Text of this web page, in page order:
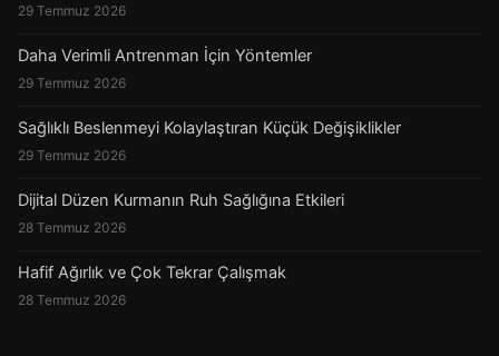
29 Temmuz 2026
Daha Verimli Antrenman İçin Yöntemler
29 Temmuz 2026
Sağlıklı Beslenmeyi Kolaylaştıran Küçük Değişiklikler
29 Temmuz 2026
Dijital Düzen Kurmanın Ruh Sağlığına Etkileri
28 Temmuz 2026
Hafif Ağırlık ve Çok Tekrar Çalışmak
28 Temmuz 2026